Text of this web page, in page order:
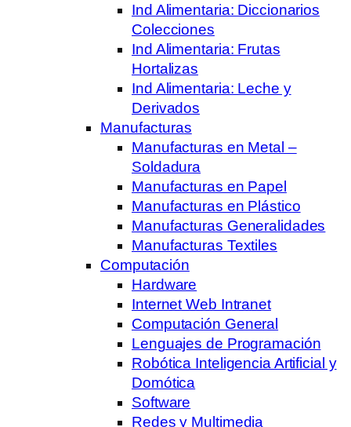
Ind Alimentaria: Diccionarios
Colecciones
Ind Alimentaria: Frutas
Hortalizas
Ind Alimentaria: Leche y
Derivados
Manufacturas
Manufacturas en Metal –
Soldadura
Manufacturas en Papel
Manufacturas en Plástico
Manufacturas Generalidades
Manufacturas Textiles
Computación
Hardware
Internet Web Intranet
Computación General
Lenguajes de Programación
Robótica Inteligencia Artificial y
Domótica
Software
Redes y Multimedia